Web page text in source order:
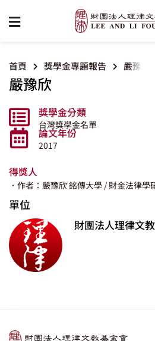
首頁 獎學金專題報告 嚴豫欣
嚴豫欣
獎學金分類
台灣獎學金名單
論文年份
2017
得獎人
．作者：嚴豫欣銘傳大學 / 財金法律學
單位
財團法人理律文